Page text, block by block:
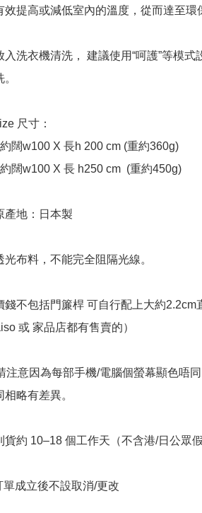
效提高或減低室內的溫度，從而達至環
入洗衣機清洗， 建議使用“呵護”等模式
。
尺寸：
闊w100 X 長h 200 cm (重約360g)
闊w100 X 長 h250 cm  (重約450g)
產地：日本製
光布料，不能完全阻隔光線。
錢不包括門簾桿 可自行配上大約2.2cm
或 家品店都有售賣的）
注意因為每部手機/電腦個螢幕顯色唔
相略有差異。
貨約 10–18 個工作天（不含港/日公眾
單成立後不設取消/更改